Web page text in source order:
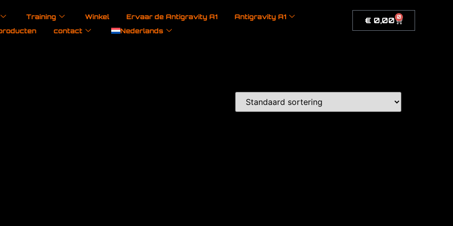
Training Winkel Ervaar de Antigravity A1
Antigravity A1
contact Nederlands
€ 0,00 0